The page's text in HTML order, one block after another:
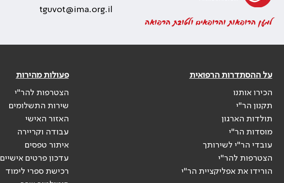
למען הרופאות והרופאים ולטובת הרפואה
tguvot@ima.org.il
על ההסתדרות הרפואית
הכירו אותנו
תקנון הר"י
תולדות הארגון
מוסדות הר"י
עובדי הר"י לשירותך
הצטרפות להר"י
הורידו את אפליקציית הר"י
פעולות מהירות
הצטרפות להר"י
שירות התשלומים
האזור האישי
עבודה וקריירה
איתור טפסים
עדכון פרטים אישיים
רכישת ספרי לימוד